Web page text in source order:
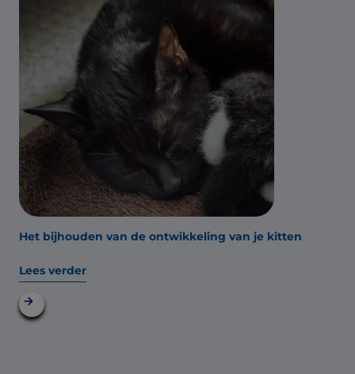
Het bijhouden van de ontwikkeling van je kitten
Lees verder